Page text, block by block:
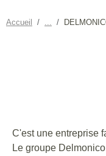
Accueil
C'est une entreprise
Le groupe